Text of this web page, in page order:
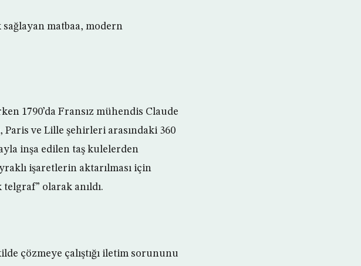
sağlayan matbaa, modern
1790’da Fransız mühendis Claude
ve Lille şehirleri arasındaki 360
inşa edilen taş kulelerden
işaretlerin aktarılması için
olarak anıldı.
çözmeye çalıştığı iletim sorununu